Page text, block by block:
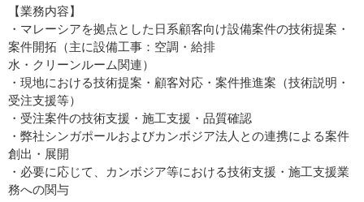
【業務内容】
・マレーシアを拠点とした日系顧客向け設備案件の技術提案・
案件開拓（主に設備工事：空調・給排
水・クリーンルーム関連）
・現地における技術提案・顧客対応・案件推進案（技術説明・
受注支援等）
・受注案件の技術支援・施工支援・品質確認
・弊社シンガポールおよびカンボジア法人との連携による案件
創出・展開
・必要に応じて、カンボジア等における技術支援・施工支援業
務への関与